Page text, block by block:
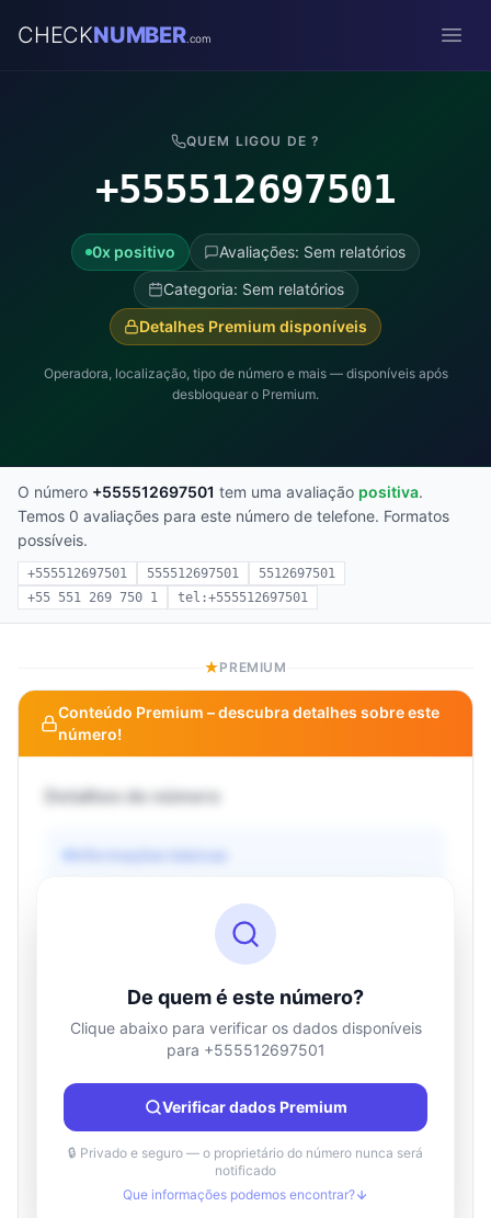
CHECKNUMBER.com
QUEM LIGOU DE ?
+555512697501
0x positivo
Avaliações: Sem relatórios
Categoria: Sem relatórios
Detalhes Premium disponíveis
Operadora, localização, tipo de número e mais — disponíveis após
desbloquear o Premium.
O número +555512697501 tem uma avaliação positiva.
Temos 0 avaliações para este número de telefone. Formatos
possíveis.
+555512697501 555512697501
5512697501
+55 551 269 750 1
tel:+555512697501
PREMIUM
Conteúdo Premium – descubra detalhes sobre este
número!
Detalhes do número
Informações básicas
Informações de localização
País
Desconhecido
Cidade
Desconhecido
Região
Desconhecido
De quem é este número?
Clique abaixo para verificar os dados disponíveis
para +555512697501
Verificar dados Premium
🔒 Privado e seguro — o proprietário do número nunca será
notificado
Que informações podemos encontrar?